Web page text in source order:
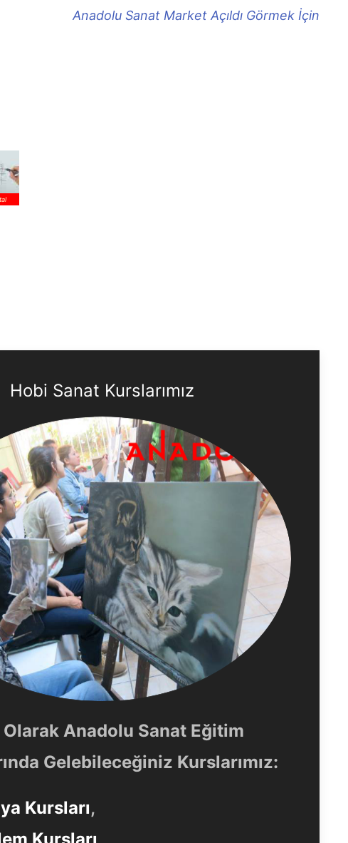
Anadolu Sanat Market Açıldı Görmek İçin
Hobi Sanat Kurslarımız
Anadolu Sanat Eğitim
Gelebileceğiniz Kurslarımız:
Kursları,
Kursları